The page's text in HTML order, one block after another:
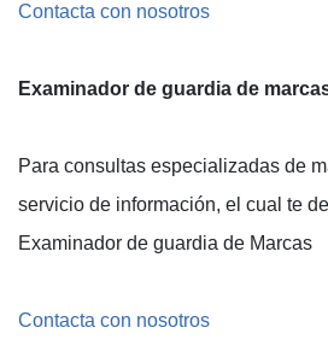
Contacta con nosotros
Examinador de guardia de
Para consultas especializadas de
servicio de información, el cual te
Examinador de guardia de Marcas
Contacta con nosotros